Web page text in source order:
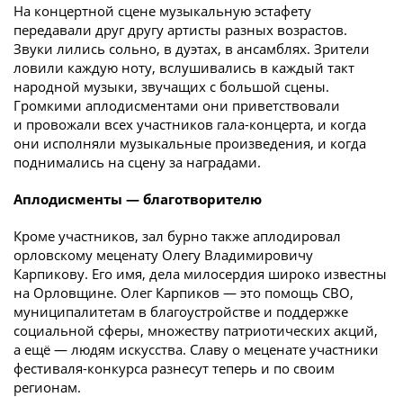
На концертной сцене музыкальную эстафету
передавали друг другу артисты разных возрастов.
Звуки лились сольно, в дуэтах, в ансамблях. Зрители
ловили каждую ноту, вслушивались в каждый такт
народной музыки, звучащих с большой сцены.
Громкими аплодисментами они приветствовали
и провожали всех участников гала-­концерта, и когда
они исполняли музыкальные произведения, и когда
поднимались на сцену за наградами.
Аплодисменты — благотворителю
Кроме участников, зал бурно также аплодировал
орловскому меценату Олегу Владимировичу
Карпикову. Его имя, дела милосердия широко известны
на Орловщине. Олег Карпиков — это помощь СВО,
муниципалитетам в благоустройстве и поддержке
социальной сферы, множеству патриотических акций,
а ещё — людям искусства. Славу о меценате участники
фестиваля-конкурса разнесут теперь и по своим
регионам.